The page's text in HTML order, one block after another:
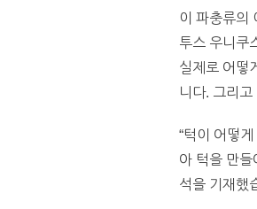
이 파충류의
투스 우니쿠
실제로 어떻
니다. 그리
“턱이 어떻
아 턱을 만들
석을 기재했